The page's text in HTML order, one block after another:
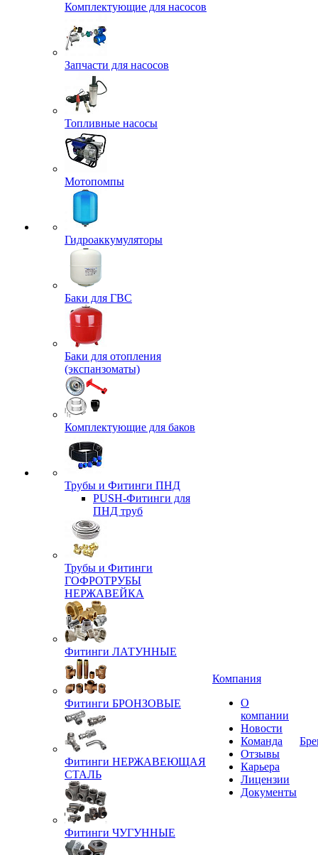
Комплектующие для насосов
Запчасти для насосов
Топливные насосы
Мотопомпы
Гидроаккумуляторы
Баки для ГВС
Баки для отопления
(экспанзоматы)
Комплектующие для баков
Трубы и Фитинги ПНД
PUSH-Фитинги для
ПНД труб
Трубы и Фитинги
ГОФРОТРУБЫ
НЕРЖАВЕЙКА
Фитинги ЛАТУННЫЕ
Фитинги БРОНЗОВЫЕ
Фитинги НЕРЖАВЕЮЩАЯ
СТАЛЬ
Фитинги ЧУГУННЫЕ
Компания
О
компании
Новости
Команда
Отзывы
Карьера
Лицензии
Документы